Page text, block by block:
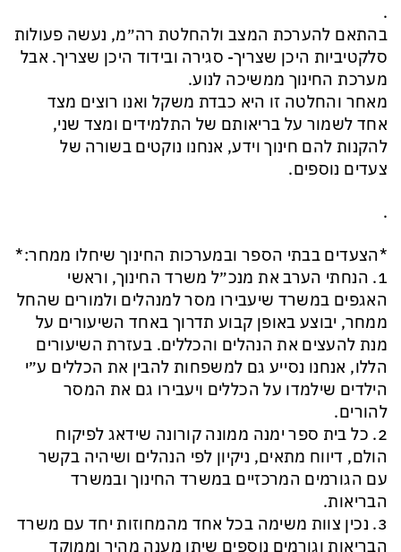
.
בהתאם להערכת המצב ולהחלטת רה״מ, נעשה פעולות
סלקטיביות היכן שצריך- סגירה ובידוד היכן שצריך. אבל
מערכת החינוך ממשיכה לנוע.
מאחר והחלטה זו היא כבדת משקל ואנו רוצים מצד
אחד לשמור על בריאותם של התלמידים ומצד שני,
להקנות להם חינוך וידע, אנחנו נוקטים בשורה של
צעדים נוספים.
.
*הצעדים בבתי הספר ובמערכות החינוך שיחלו ממחר:*
1. הנחתי הערב את מנכ״ל משרד החינוך, וראשי
האגפים במשרד שיעבירו מסר למנהלים ולמורים שהחל
ממחר, יבוצע באופן קבוע תדרוך באחד השיעורים על
מנת להעצים את הנהלים והכללים. בעזרת השיעורים
הללו, אנחנו נסייע גם למשפחות להבין את הכללים ע״י
הילדים שילמדו על הכללים ויעבירו גם את המסר
להורים.
2. כל בית ספר ימנה ממונה קורונה שידאג לפיקוח
הולם, דיווח מתאים, ניקיון לפי הנהלים ושיהיה בקשר
עם הגורמים המרכזיים במשרד החינוך ובמשרד
הבריאות.
3. נכין צוות משימה בכל אחד מהמחוזות יחד עם משרד
הבריאות וגורמים נוספים שיתן מענה מהיר וממוקד